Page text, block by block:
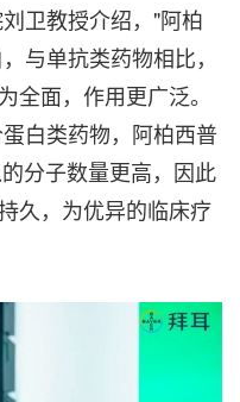
卫教授介绍，"阿柏
与单抗类药物相比，
全面，作用更广泛。
白类药物，阿柏西普
分子数量更高，因此
久，为优异的临床疗